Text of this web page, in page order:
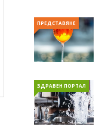
ПРЕДСТАВЯНЕ
ЗДРАВЕН ПОРТАЛ